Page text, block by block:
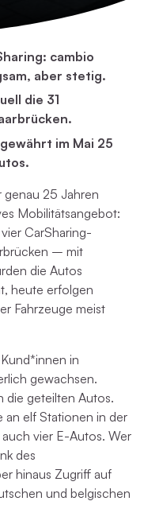
cambio
aber stetig.
die 31
im Mai 25
genau 25 Jahren
Mobilitätsangebot:
CarSharing-
– mit
die Autos
heute erfolgen
Fahrzeuge meist
in
gewachsen.
die geteilten Autos.
an elf Stationen in der
vier E-Autos. Wer
des
hinaus Zugriff auf
und belgischen